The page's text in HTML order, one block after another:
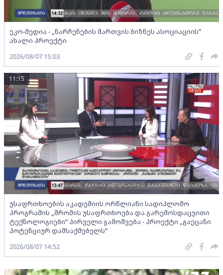
ეკო-მედია - „ნარჩენების მართვის ბიზნეს ასოციაციის”
ახალი პროექტი
2026/08/07 15:03
უსაფრთხოების აკადემიის ორწლიანი სადიპლომო
პროგრამის „შრომის უსაფრთხოება და გარემოსდაცვითი
ტექნოლოგიები“ პირველი გამოშვება - პროექტი „გაეცანი
პოტენციურ დამსაქმებელს“
11:15
2026/08/07 14:52